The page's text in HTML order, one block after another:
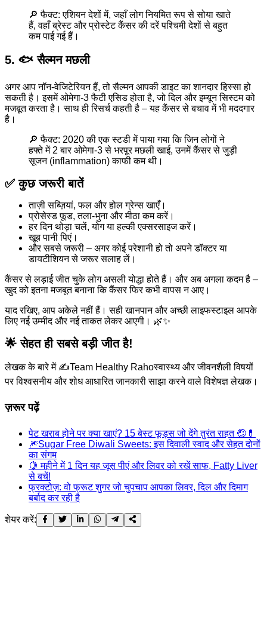
🔎 फैक्ट: एशियन देशों में, जहाँ लोग नियमित रूप से सोया खाते
हैं, वहाँ ब्रेस्ट और प्रोस्टेट कैंसर की दरें पश्चिमी देशों से बहुत
कम पाई गई हैं।
5. 🐟 सैल्मन मछली
अगर आप नॉन-वेजिटेरियन हैं, तो सैल्मन आपकी डाइट का शानदार हिस्सा हो
सकती है। इसमें ओमेगा-3 फैटी एसिड होता है, जो दिल और इम्यून सिस्टम को
मजबूत करता है। साथ ही रिसर्च कहती है – यह कैंसर से बचाव में भी मददगार
है।
🔎 फैक्ट: 2020 की एक स्टडी में पाया गया कि जिन लोगों ने
हफ्ते में 2 बार ओमेगा-3 से भरपूर मछली खाई, उनमें कैंसर से जुड़ी
सूजन (inflammation) काफी कम थी।
✅ कुछ जरूरी बातें
ताज़ी सब्ज़ियां, फल और होल ग्रेन्स खाएँ।
प्रोसेस्ड फूड, तला-भुना और मीठा कम करें।
हर दिन थोड़ा चलें, योग या हल्की एक्सरसाइज करें।
खूब पानी पिएं।
और सबसे जरूरी – अगर कोई परेशानी हो तो अपने डॉक्टर या
डायटीशियन से जरूर सलाह लें।
कैंसर से लड़ाई जीत चुके लोग असली योद्धा होते हैं। और अब अगला कदम है –
खुद को इतना मजबूत बनाना कि कैंसर फिर कभी वापस न आए।
याद रखिए, आप अकेले नहीं हैं। सही खानपान और अच्छी लाइफस्टाइल आपके
लिए नई उम्मीद और नई ताकत लेकर आएगी। 🌿✨
🌟 सेहत ही सबसे बड़ी जीत है!
लेखक के बारे में ✍️Team Healthy Rahoस्वास्थ्य और जीवनशैली विषयों
पर विश्वसनीय और शोध आधारित जानकारी साझा करने वाले विशेषज्ञ लेखक।
ज़रूर पढ़ें
पेट खराब होने पर क्या खाएं? 15 बेस्ट फूड्स जो देंगे तुरंत राहत 🤕💊
🎆Sugar Free Diwali Sweets: इस दिवाली स्वाद और सेहत दोनों
का संगम
🍋 महीने में 1 दिन यह जूस पीएं और लिवर को रखें साफ, Fatty Liver
से बचें!
फ्रक्टोज़: वो फ्रूट शुगर जो चुपचाप आपका लिवर, दिल और दिमाग
बर्बाद कर रही है
शेयर करें: